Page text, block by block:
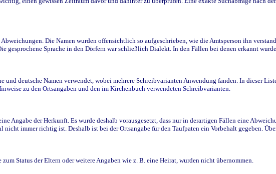
Die Namen wurden offensichtlich so aufgeschrieben, wie die Amtsperson ihn
gesprochene Sprache in den Dörfern war schließlich Dialekt. In den Fällen bei denen erkannt
deutsche Namen verwendet, wobei mehrere Schreibvarianten Anwendung fanden. In dieser
zu den Ortsangaben und den im Kirchenbuch verwendeten Schreibvarianten.
Angabe der Herkunft. Es wurde deshalb vorausgesetzt, dass nur in derartigen Fällen eine
nicht immer richtig ist. Deshalb ist bei der Ortsangabe für den Taufpaten ein Vorbehalt gegeben.
Status der Eltern oder weitere Angaben wie z. B. eine Heirat, wurden nicht übernommen.